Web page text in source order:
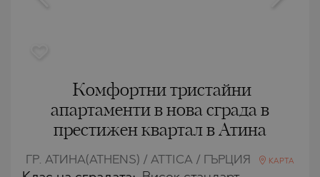
Комфортни тристайни
апартаменти в нова сграда в
престижен квартал в Атина
ГР. АТИНА(ATHENS) / ATTICA / ГЪРЦИЯ КАРТА